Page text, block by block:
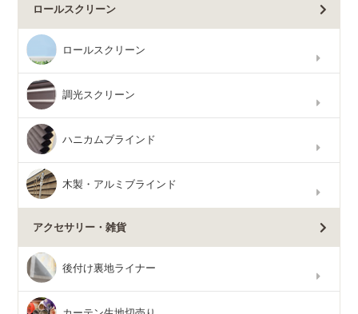
ロールスクリーン
ロールスクリーン
調光スクリーン
ハニカムブラインド
木製・アルミブラインド
アクセサリー・雑貨
後付け裏地ライナー